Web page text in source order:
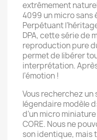
extrêmement
4099 un micro sans
Perpétuant
DPA, cette série de
reproduction pure
permet de libérer
interprétation.
l’émotion !
Vous recherchez
légendaire modèle
d’un micro
CORE. Nous ne
son identique, mais